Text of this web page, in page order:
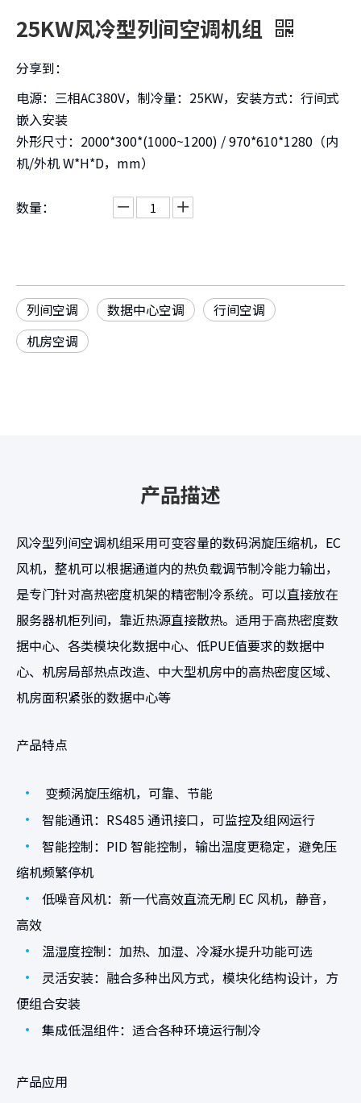
25KW风冷型列间空调机组
分享到：
电源：三相AC380V，制冷量：25KW，安装方式：行间式
嵌入安装
外形尺寸：2000*300*(1000~1200) / 970*610*1280（内
机/外机 W*H*D，mm）
数量：
列间空调 数据中心空调
行间空调
机房空调
产品描述
风冷型列间空调机组采用可变容量的数码涡旋压缩机，EC
风机，整机可以根据通道内的热负载调节制冷能力输出，
是专门针对高热密度机架的精密制冷系统。可以直接放在
服务器机柜列间，靠近热源直接散热。适用于高热密度数
据中心、各类模块化数据中心、低PUE值要求的数据中
心、机房局部热点改造、中大型机房中的高热密度区域、
机房面积紧张的数据中心等
产品特点
• 变频涡旋压缩机，可靠、节能
• 智能通讯：RS485 通讯接口，可监控及组网运行
•
智能控制：PID 智能控制，输出温度更稳定，避免压
缩机频繁停机
•
低噪音风机：新一代高效直流无刷 EC 风机，静音，
高效
• 温湿度控制：加热、加湿、冷凝水提升功能可选
•
灵活安装：融合多种出风方式，模块化结构设计，方
便组合安装
• 集成低温组件：适合各种环境运行制冷
产品应用